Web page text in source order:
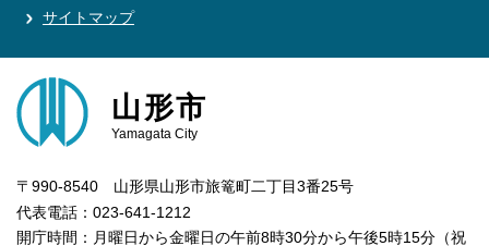
サイトマップ
山形市
Yamagata City
〒990-8540 山形県山形市旅篭町二丁目3番25号
代表電話：023-641-1212
開庁時間：月曜日から金曜日の午前8時30分から午後5時15分（祝